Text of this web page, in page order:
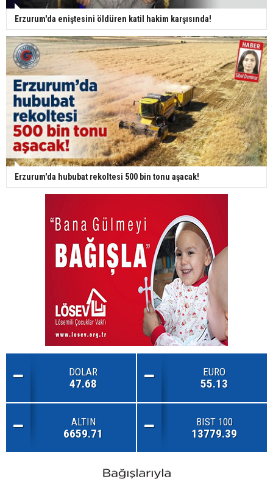
Erzurum'da eniştesini öldüren katil hakim karşısında!
Erzurum'da hububat rekoltesi 500 bin tonu aşacak!
DOLAR
47.68
EURO
55.13
ALTIN
6659.71
BIST 100
13779.39